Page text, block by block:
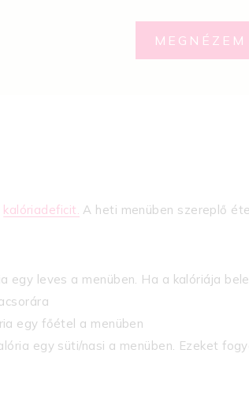
MEGNÉZEM
kalóriadeficit. A heti menüben szereplő
egy leves a menüben. Ha a kalóriája
egy főétel a menüben
egy süti/nasi a menüben. Ezeket